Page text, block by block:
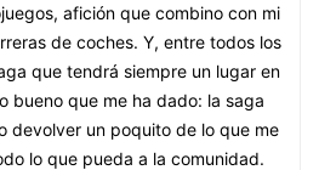
afición que combino con mi
de coches. Y, entre todos los
que tendrá siempre un lugar en
bueno que me ha dado: la saga
devolver un poquito de lo que me
lo que pueda a la comunidad.